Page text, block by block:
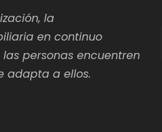
la
en continuo
personas encuentren
adapta a ellos.